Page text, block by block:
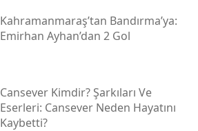
Kahramanmaraş’tan Bandırma’ya:
Emirhan Ayhan’dan 2 Gol
Cansever Kimdir? Şarkıları Ve
Eserleri: Cansever Neden Hayatını
Kaybetti?